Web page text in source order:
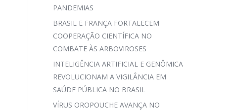
PANDEMIAS
BRASIL E FRANÇA FORTALECEM
COOPERAÇÃO CIENTÍFICA NO
COMBATE ÀS ARBOVIROSES
INTELIGÊNCIA ARTIFICIAL E GENÔMICA
REVOLUCIONAM A VIGILÂNCIA EM
SAÚDE PÚBLICA NO BRASIL
VÍRUS OROPOUCHE AVANÇA NO